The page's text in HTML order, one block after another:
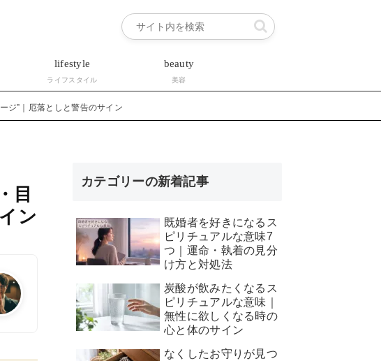
lifestyle
ライフスタイル
beauty
美容
ジ”｜厄落としと警告のサイン
目
ン
カテゴリーの新着記事
既婚者を好きになるス
ピリチュアルな意味7
つ｜運命・執着の見分
け方と対処法
炭酸が飲みたくなるス
ピリチュアルな意味｜
無性に欲しくなる時の
心と体のサイン
なくしたお守りが見つ